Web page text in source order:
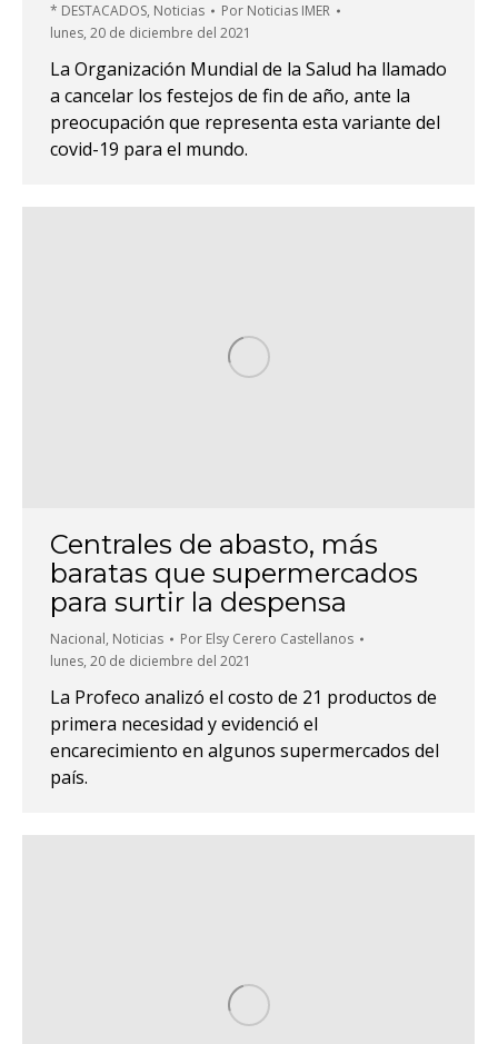
* DESTACADOS, Noticias Por Noticias IMER
lunes, 20 de diciembre del 2021
La Organización Mundial de la Salud ha llamado
a cancelar los festejos de fin de año, ante la
preocupación que representa esta variante del
covid-19 para el mundo.
Centrales de abasto, más
baratas que supermercados
para surtir la despensa
Nacional, Noticias Por Elsy Cerero Castellanos
lunes, 20 de diciembre del 2021
La Profeco analizó el costo de 21 productos de
primera necesidad y evidenció el
encarecimiento en algunos supermercados del
país.